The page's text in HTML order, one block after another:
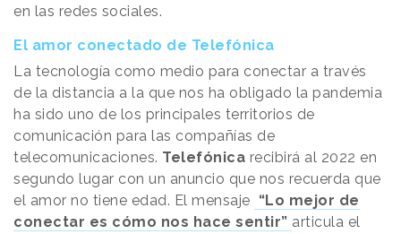
en las redes sociales.
El amor conectado de Telefónica
La tecnología como medio para conectar a través
de la distancia a la que nos ha obligado la pandemia
ha sido uno de los principales territorios de
comunicación para las compañías de
telecomunicaciones. Telefónica recibirá al 2022 en
segundo lugar con un anuncio que nos recuerda que
el amor no tiene edad. El mensaje “Lo mejor de
conectar es cómo nos hace sentir” articula el